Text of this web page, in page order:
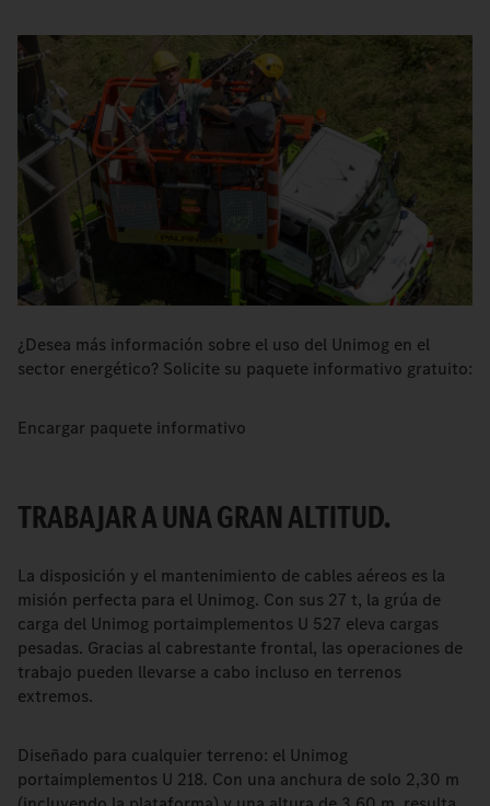
¿Desea más información sobre el uso del Unimog en el
sector energético? Solicite su paquete informativo gratuito:
Encargar paquete informativo
TRABAJAR A UNA GRAN ALTITUD.
La disposición y el mantenimiento de cables aéreos es la
misión perfecta para el Unimog. Con sus 27 t, la grúa de
carga del Unimog portaimplementos U 527 eleva cargas
pesadas. Gracias al cabrestante frontal, las operaciones de
trabajo pueden llevarse a cabo incluso en terrenos
extremos.
Diseñado para cualquier terreno: el Unimog
portaimplementos U 218. Con una anchura de solo 2,30 m